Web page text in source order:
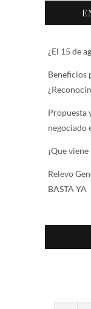
¿El 15 de
Beneficios
Propuesta
negociado
¡Que viene
Relevo
BASTA YA